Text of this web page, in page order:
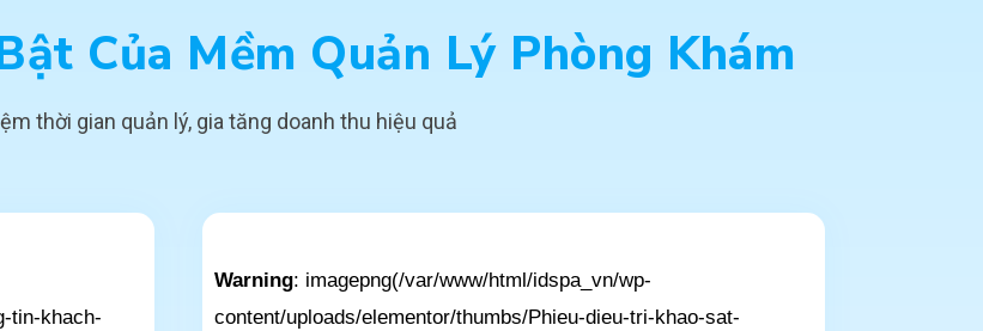
Của Mềm Quản Lý Phòng Khám
thời gian quản lý, gia tăng doanh thu hiệu quả
tin-khach-
Warning: imagepng(/var/www/html/idspa_vn/wp-
content/uploads/elementor/thumbs/Phieu-dieu-tri-khao-sat-